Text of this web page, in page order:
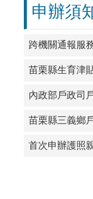
申辦須
跨機關通報服
苗栗縣生育津
內政部戶政司
首次申辦護照